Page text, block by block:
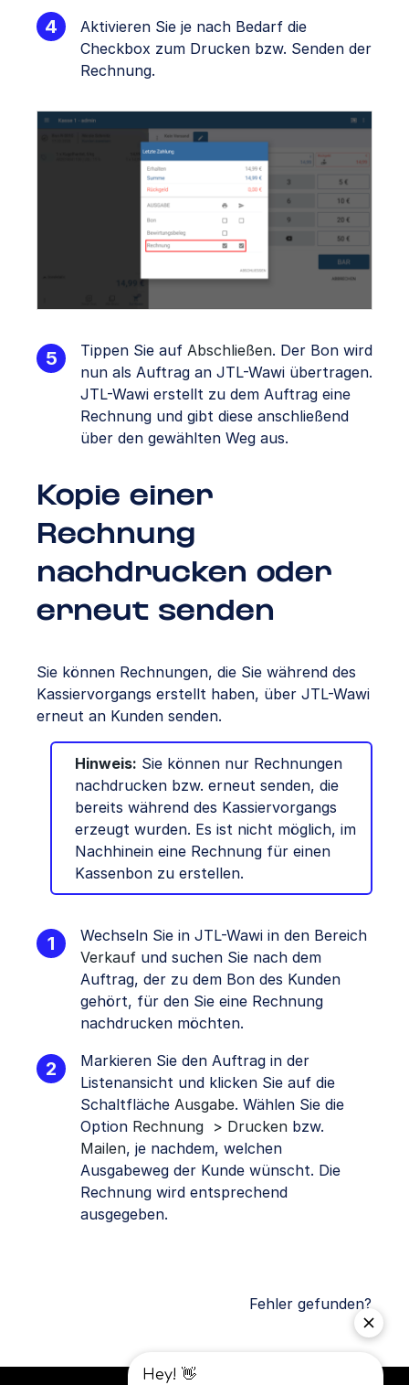
Aktivieren Sie je nach Bedarf die
Checkbox zum Drucken bzw. Senden der
Rechnung.
Tippen Sie auf Abschließen. Der Bon wird
nun als Auftrag an JTL-Wawi übertragen.
JTL-Wawi erstellt zu dem Auftrag eine
Rechnung und gibt diese anschließend
über den gewählten Weg aus.
Kopie einer
Rechnung
nachdrucken oder
erneut senden
Sie können Rechnungen, die Sie während des
Kassiervorgangs erstellt haben, über JTL-Wawi
erneut an Kunden senden.
Hinweis: Sie können nur Rechnungen
nachdrucken bzw. erneut senden, die
bereits während des Kassiervorgangs
erzeugt wurden. Es ist nicht möglich, im
Nachhinein eine Rechnung für einen
Kassenbon zu erstellen.
Wechseln Sie in JTL-Wawi in den Bereich
Verkauf und suchen Sie nach dem
Auftrag, der zu dem Bon des Kunden
gehört, für den Sie eine Rechnung
nachdrucken möchten.
Markieren Sie den Auftrag in der
Listenansicht und klicken Sie auf die
Schaltfläche Ausgabe. Wählen Sie die
Option Rechnung > Drucken bzw.
Mailen, je nachdem, welchen
Ausgabeweg der Kunde wünscht. Die
Rechnung wird entsprechend
ausgegeben.
Fehler gefunden?